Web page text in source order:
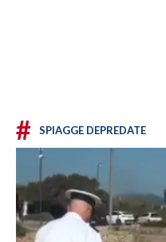
# SPIAGGE DEPREDATE